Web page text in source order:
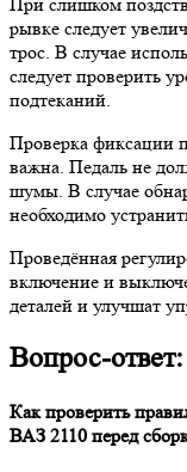
При слишком
рывке следует
трос. В случае
следует проверить
подтеканий.
Проверка фиксации
важна. Педаль не
шумы. В случае
необходимо
Проведённая
включение и
деталей и улучшат
Вопрос-ответ:
Как проверить
ВАЗ 2110 перед